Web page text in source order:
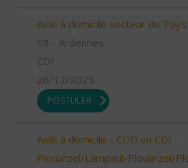
Aide à domicile secteur de
08 - Ardennes
CDI
26/12/2025
POSTULER
Aide à domicile - CDD ou CDI -
Plouarzel/Lampaul-Plouarzel/